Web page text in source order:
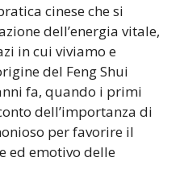
cinese che si
dell’energia vitale,
in cui viviamo e
del Feng Shui
fa, quando i primi
dell’importanza di
per favorire il
ed emotivo delle